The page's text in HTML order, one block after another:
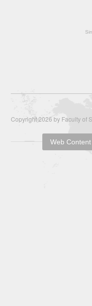
Copyright 2026 by Faculty of
Web